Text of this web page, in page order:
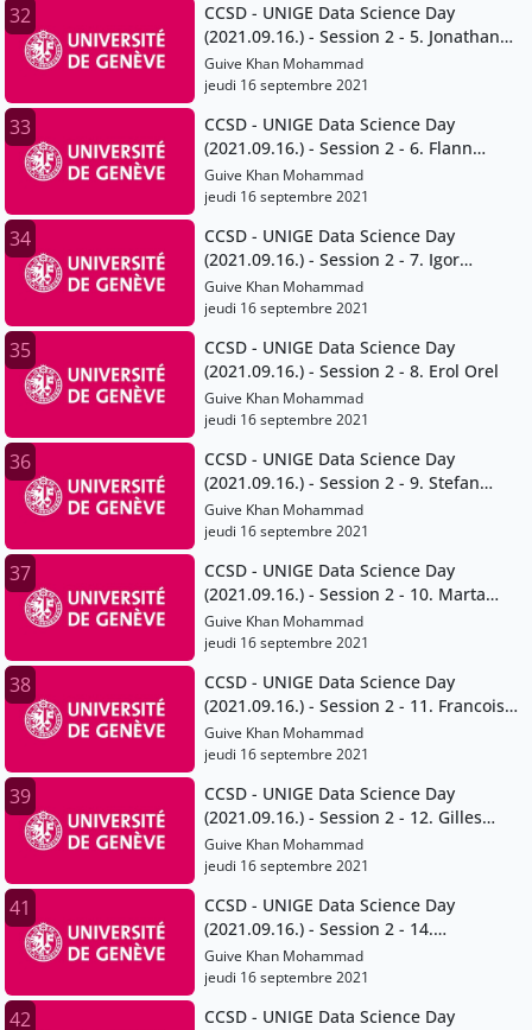
32
CCSD - UNIGE Data Science Day
(2021.09.16.) - Session 2 - 5. Jonathan
Chambers
Guive Khan Mohammad
jeudi 16 septembre 2021
33
CCSD - UNIGE Data Science Day
(2021.09.16.) - Session 2 - 6. Flann
Chambers
Guive Khan Mohammad
jeudi 16 septembre 2021
34
CCSD - UNIGE Data Science Day
(2021.09.16.) - Session 2 - 7. Igor
Mathias
Guive Khan Mohammad
jeudi 16 septembre 2021
35
CCSD - UNIGE Data Science Day
(2021.09.16.) - Session 2 - 8. Erol Orel
Guive Khan Mohammad
jeudi 16 septembre 2021
36
CCSD - UNIGE Data Science Day
(2021.09.16.) - Session 2 - 9. Stefan
Sperlich
Guive Khan Mohammad
jeudi 16 septembre 2021
37
CCSD - UNIGE Data Science Day
(2021.09.16.) - Session 2 - 10. Marta
Pittavino
Guive Khan Mohammad
jeudi 16 septembre 2021
38
CCSD - UNIGE Data Science Day
(2021.09.16.) - Session 2 - 11. Francois
Grey
Guive Khan Mohammad
jeudi 16 septembre 2021
39
CCSD - UNIGE Data Science Day
(2021.09.16.) - Session 2 - 12. Gilles
Falquet
Guive Khan Mohammad
jeudi 16 septembre 2021
41
CCSD - UNIGE Data Science Day
(2021.09.16.) - Session 2 - 14.
Volodymyr Savchenko
Guive Khan Mohammad
jeudi 16 septembre 2021
42
CCSD - UNIGE Data Science Day